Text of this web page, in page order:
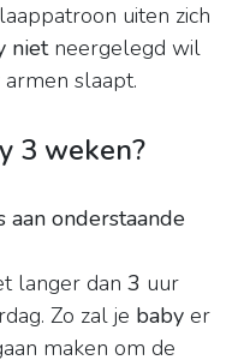
uiten zich
nietneergelegd wil
slaapt.
3 weken?
aan onderstaande
langer dan 3 uur
Zo zal je baby er
maken om de